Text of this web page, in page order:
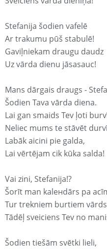
Stefanija šodien vafelē
Ar trakumu pūš stabulē!
Gaviļniekam draugu daudz
Uz vārda dienu jāsasauc!
Mans dārgais draugs -
Šodien Tava vārda diena.
Lai gan smaids Tev ļoti
Neliec mums te stāvēt
Labāk aicini pie galda,
Lai vērtējam cik kūka salda!
Vai zini, Stefanija!?
Šorīt man kaleнdārs pa
Tur trekniem burtiem
Tādēļ sveiciens Tev no
Šodien tiešām svētki lieli,